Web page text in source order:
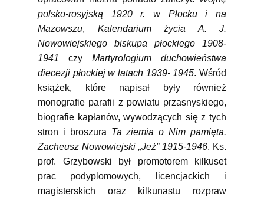
polsko-rosyjską 1920 r. w Płocku i na
Mazowszu, Kalendarium życia A. J.
Nowowiejskiego biskupa płockiego 1908-
1941 czy Martyrologium duchowieństwa
diecezji płockiej w latach 1939- 1945. Wśród
książek, które napisał były również
monografie parafii z powiatu przasnyskiego,
biografie kapłanów, wywodzących się z tych
stron i broszura Ta ziemia o Nim pamięta.
Zacheusz Nowowiejski „Jeż” 1915-1946. Ks.
prof. Grzybowski był promotorem kilkuset
prac podyplomowych, licencjackich i
magisterskich oraz kilkunastu rozpraw